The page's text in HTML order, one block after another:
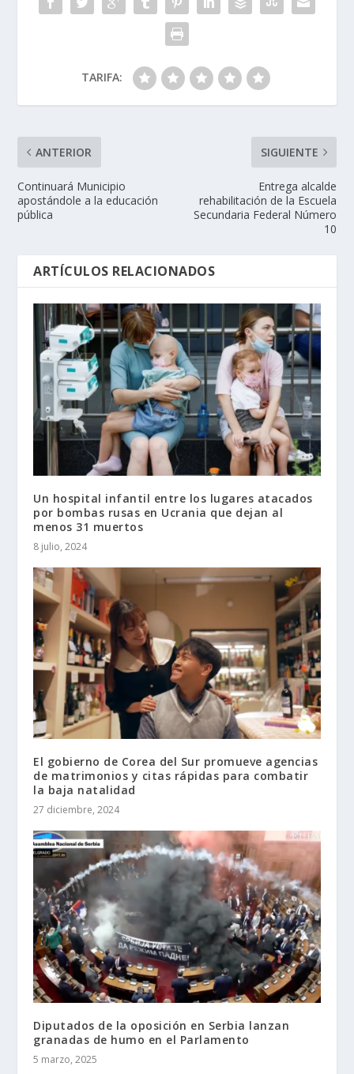
TARIFA:
ANTERIOR
Continuará Municipio
apostándole a la educación
pública
SIGUIENTE
Entrega alcalde
rehabilitación de la Escuela
Secundaria Federal Número
10
ARTÍCULOS RELACIONADOS
Un hospital infantil entre los lugares atacados
por bombas rusas en Ucrania que dejan al
menos 31 muertos
8 julio, 2024
El gobierno de Corea del Sur promueve agencias
de matrimonios y citas rápidas para combatir
la baja natalidad
27 diciembre, 2024
Diputados de la oposición en Serbia lanzan
granadas de humo en el Parlamento
5 marzo, 2025